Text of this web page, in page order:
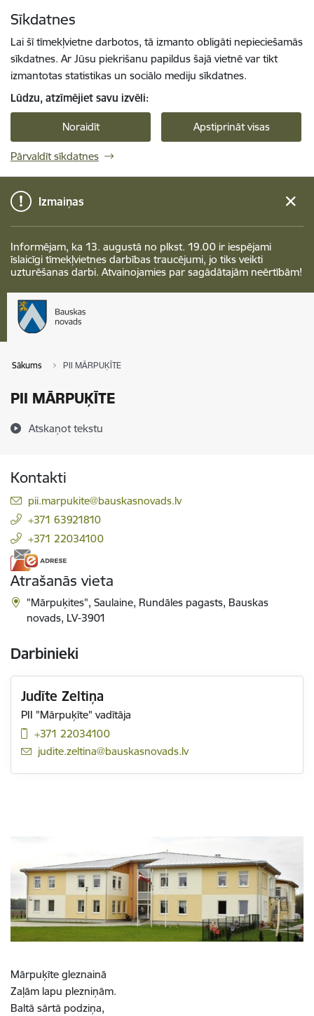
Sīkdatnes
Lai šī tīmekļvietne darbotos, tā izmanto obligāti nepieciešamās
sīkdatnes. Ar Jūsu piekrišanu papildus šajā vietnē var tikt
izmantotas statistikas un sociālo mediju sīkdatnes.
Lūdzu, atzīmējiet savu izvēli:
Noraidīt Apstiprināt visas
Pārvaldīt sīkdatnes
Izmaiņas
Informējam, ka 13. augustā no plkst. 19.00 ir iespējami
īslaicīgi tīmekļvietnes darbības traucējumi, jo tiks veikti
uzturēšanas darbi. Atvainojamies par sagādātajām neērtībām!
Sākums PII MĀRPUĶĪTE
PII MĀRPUĶĪTE
Atskaņot tekstu
Kontakti
E-pasts:
pii.marpukite@bauskasnovads.lv
+371 63921810
+371 22034100
Atrašanās vieta
"Mārpuķites", Saulaine, Rundāles pagasts, Bauskas
novads, LV-3901
Darbinieki
Judīte Zeltiņa
PII "Mārpuķīte" vadītāja
+371 22034100
E-pasts:
judite.zeltina@bauskasnovads.lv
Mārpuķīte gleznainā
Zaļām lapu plezniņām.
Baltā sārtā podziņa,